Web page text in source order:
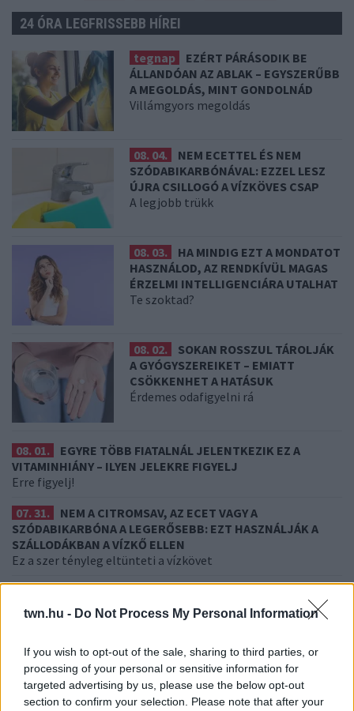
twn.hu - Do Not Process My Personal Information
If you wish to opt-out of the sale, sharing to third parties, or
processing of your personal or sensitive information for
targeted advertising by us, please use the below opt-out
section to confirm your selection. Please note that after your
24 ÓRA LEGFRISSEBB HÍREI
tegnap
EZÉRT PÁRÁSODIK BE
ÁLLANDÓAN AZ ABLAK – EGYSZERŰBB
A MEGOLDÁS, MINT GONDOLNÁD
Villámgyors megoldás
08. 04.
NEM ECETTEL ÉS NEM
SZÓDABIKARBÓNÁVAL: EZZEL LESZ
ÚJRA CSILLOGÓ A VÍZKÖVES CSAP
A legjobb trükk
08. 03.
HA MINDIG EZT A MONDATOT
HASZNÁLOD, AZ RENDKÍVÜL MAGAS
ÉRZELMI INTELLIGENCIÁRA UTALHAT
Te szoktad?
08. 02.
SOKAN ROSSZUL TÁROLJÁK
A GYÓGYSZEREIKET – EMIATT
CSÖKKENHET A HATÁSUK
Érdemes odafigyelni rá
08. 01.
EGYRE TÖBB FIATALNÁL JELENTKEZIK EZ A
VITAMINHIÁNY – ILYEN JELEKRE FIGYELJ
Erre figyelj!
07. 31.
NEM A CITROMSAV, AZ ECET VAGY A
SZÓDABIKARBÓNA A LEGERŐSEBB: EZT HASZNÁLJÁK A
SZÁLLODÁKBAN A VÍZKŐ ELLEN
Ez a szer tényleg eltünteti a vízkövet
ÉS SOKKAL FINOMABB LESZ A FŐTT KRUMPLI
Titkos hozzávaló
07. 31.
EZZEL LOCSOLD HETENTE EGYSZER: KÉTSZER
ANNYI VIRÁGOT HOZ MAJD A MUSKÁTLI, HA EZT CSINÁLOD
Ettől lesz a tiéd a leggyönyörűbb muskátli a környéken